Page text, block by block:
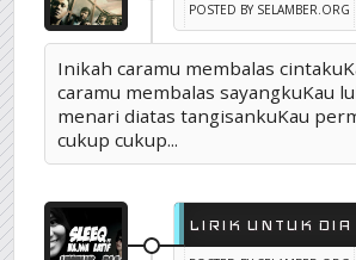
POSTED BY SELAMBER.ORG
Inikah caramu membalas
caramu membalas sayangkuKau
menari diatas tangisankuKau
cukup cukup...
LIRIK UNTUK